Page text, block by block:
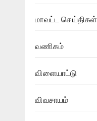
மாவட்ட செய்திகள்
வணிகம்
விளையாட்டு
விவசாயம்